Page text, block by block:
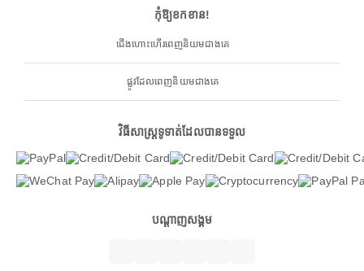
កុំឱ្យខកខាន!
ជើងហោះហើរពេញនិយមជាងគេ
ផ្លូវដែលពេញនិយមជាងគេ
វិធីសាស្ត្រទូទាត់ដែលបានទទួល
បណ្តាញសង្គម